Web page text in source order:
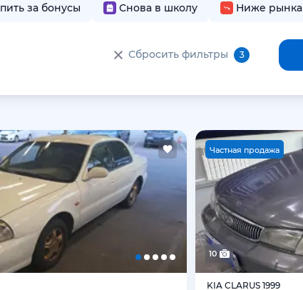
за бонусы Снова в школу Ниже рынка
Сбросить фильтры 3
Частная продажа
10
KIA CLARUS 1999